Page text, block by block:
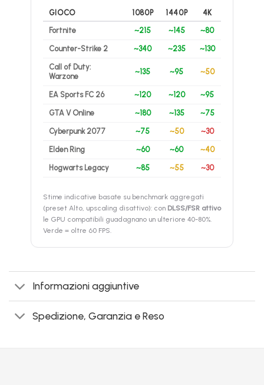
GIOCO 1080P 1440P
4K
Fortnite
~215 ~145 ~80
Counter-Strike 2 ~340 ~235 ~130
Call of Duty:
Warzone
~135 ~95 ~50
EA Sports FC 26 ~120 ~120 ~95
GTA V Online ~180 ~135 ~75
Cyberpunk 2077 ~75 ~50 ~30
Elden Ring ~60 ~60 ~40
Hogwarts Legacy ~85 ~55 ~30
Stime indicative basate su benchmark aggregati
(preset Alto, upscaling disattivo): con DLSS/FSR attivo
le GPU compatibili guadagnano un ulteriore 40-80%.
Verde = oltre 60 FPS.
Informazioni aggiuntive
Spedizione, Garanzia e Reso